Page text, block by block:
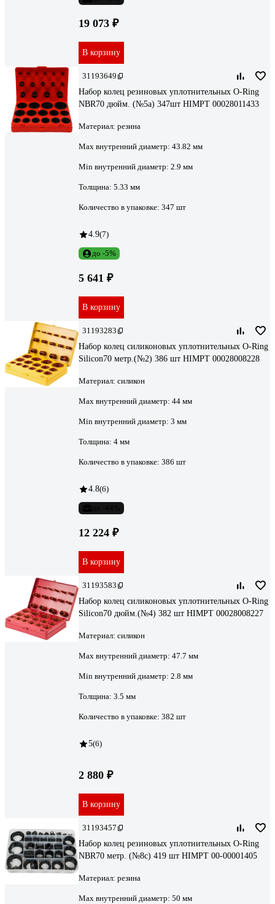
19 073 ₽
В корзину
31193649
Набор колец резиновых уплотнительных O-Ring
NBR70 дюйм. (№5a) 347шт HIMPT 00028011433
Материал: резина
Max внутренний диаметр: 43.82 мм
Min внутренний диаметр: 2.9 мм
Толщина: 5.33 мм
Количество в упаковке: 347 шт
4.9(7)
до -5%
5 641 ₽
В корзину
31193283
Набор колец силиконовых уплотнительных O-Ring
Silicon70 метр.(№2) 386 шт HIMPT 00028008228
Материал: силикон
Max внутренний диаметр: 44 мм
Min внутренний диаметр: 3 мм
Толщина: 4 мм
Количество в упаковке: 386 шт
4.8(6)
12 224 ₽
В корзину
31193583
Набор колец силиконовых уплотнительных O-Ring
Silicon70 дюйм.(№4) 382 шт HIMPT 00028008227
Материал: силикон
Max внутренний диаметр: 47.7 мм
Min внутренний диаметр: 2.8 мм
Толщина: 3.5 мм
Количество в упаковке: 382 шт
5(6)
2 880 ₽
В корзину
31193457
Набор колец резиновых уплотнительных O-Ring
NBR70 метр. (№8с) 419 шт HIMPT 00-00001405
Материал: резина
Max внутренний диаметр: 50 мм